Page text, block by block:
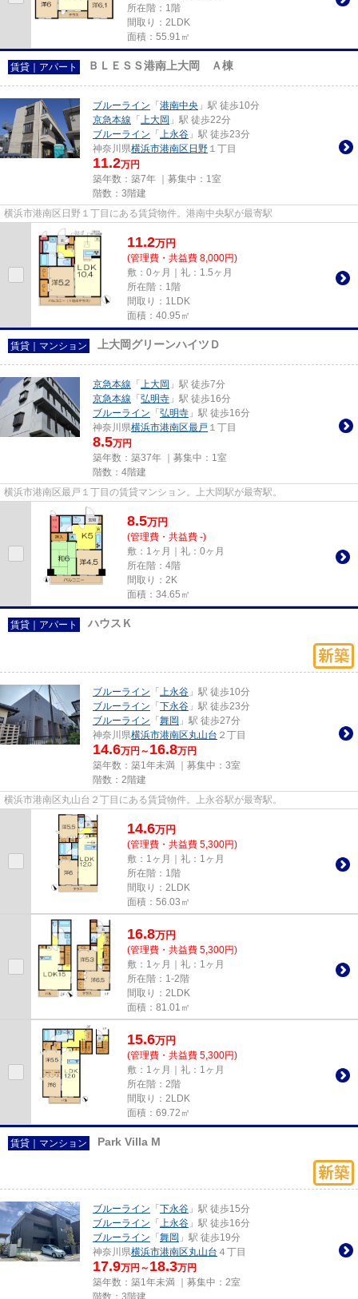
所在階：1階
間取り：2LDK
面積：55.91㎡
賃貸｜アパート ＢＬＥＳＳ港南上大岡 Ａ棟
ブルーライン 「 港南中央 」駅 徒歩10分
京急本線 「 上大岡 」駅 徒歩22分
ブルーライン 「 上永谷 」駅 徒歩23分
神奈川県横浜市港南区 日野 １丁目
11.2万円
築年数：築7年 ｜募集中： 1室
階数：3階建
横浜市港南区日野１丁目にある賃貸物件。港南中央駅が最寄駅
11.2万円
(管理費・共益費 8,000円)
敷：0ヶ月｜礼：1.5ヶ月
所在階：1階
間取り：1LDK
面積：40.95㎡
賃貸｜マンション 上大岡グリーンハイツＤ
京急本線 「 上大岡 」駅 徒歩7分
京急本線 「 弘明寺 」駅 徒歩16分
ブルーライン 「 弘明寺 」駅 徒歩16分
神奈川県横浜市港南区最戸 １丁目
8.5万円
築年数：築37年 ｜募集中： 1室
階数：4階建
横浜市港南区最戸１丁目の賃貸マンション。上大岡駅が最寄駅。
8.5万円
(管理費・共益費 -)
敷：1ヶ月｜礼：0ヶ月
所在階：4階
間取り：2K
面積：34.65㎡
賃貸｜アパート ハウスＫ
ブルーライン 「 上永谷 」駅 徒歩10分
ブルーライン 「 下永谷 」駅 徒歩23分
ブルーライン 「 舞岡 」駅 徒歩27分
神奈川県横浜市港南区丸山台 ２丁目
14.6万円～ 16.8万円
築年数：築1年未満 ｜募集中： 3室
階数：2階建
横浜市港南区丸山台２丁目にある賃貸物件。上永谷駅が最寄駅。
14.6万円
(管理費・共益費 5,300円)
敷：1ヶ月｜礼：1ヶ月
所在階：1階
間取り：2LDK
面積：56.03㎡
16.8万円
(管理費・共益費 5,300円)
敷：1ヶ月｜礼：1ヶ月
所在階：1-2階
間取り：2LDK
面積：81.01㎡
15.6万円
(管理費・共益費 5,300円)
敷：1ヶ月｜礼：1ヶ月
所在階：2階
間取り：2LDK
面積：69.72㎡
賃貸｜マンション Park Villa M
ブルーライン 「 下永谷 」駅 徒歩15分
ブルーライン 「 上永谷 」駅 徒歩16分
ブルーライン 「 舞岡 」駅 徒歩19分
神奈川県横浜市港南区丸山台 ４丁目
17.9万円～ 18.3万円
築年数：築1年未満 ｜募集中： 2室
階数：3階建